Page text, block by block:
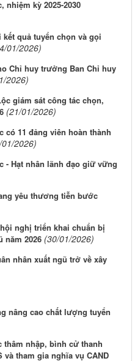
nhiệm kỳ 2025-2030
quả tuyển chọn và gọi
01/2026)
Chỉ huy trưởng Ban Chỉ huy
2026)
giám sát công tác chọn,
(21/01/2026)
có 11 đảng viên hoàn thành
2026)
- Hạt nhân lãnh đạo giữ vững
yêu thương tiễn bước
nghị triển khai chuẩn bị
năm 2026 (30/01/2026)
nhân xuất ngũ trở về xây
nâng cao chất lượng tuyển
thâm nhập, bình cử thanh
tham gia nghĩa vụ CAND